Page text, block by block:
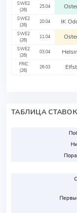
SWE2
(26)
25.04
SWE2
(26)
20.04 IK
SWE2
(26)
11.04
SWE2
(26)
03.04
FRIC
(26)
26.03
ТАБЛИЦА СТАВОК